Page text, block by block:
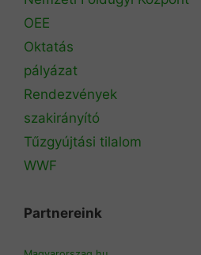
OEE
Oktatás
pályázat
Rendezvények
szakirányító
Tűzgyújtási tilalom
WWF
Partnereink